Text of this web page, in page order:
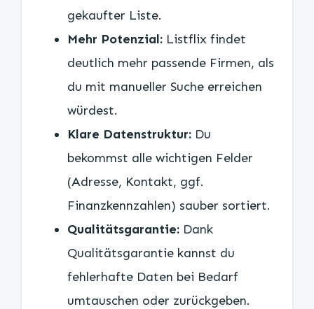
gekaufter Liste.
Mehr Potenzial: Listflix findet
deutlich mehr passende Firmen, als
du mit manueller Suche erreichen
würdest.
Klare Datenstruktur: Du
bekommst alle wichtigen Felder
(Adresse, Kontakt, ggf.
Finanzkennzahlen) sauber sortiert.
Qualitätsgarantie: Dank
Qualitätsgarantie kannst du
fehlerhafte Daten bei Bedarf
umtauschen oder zurückgeben.